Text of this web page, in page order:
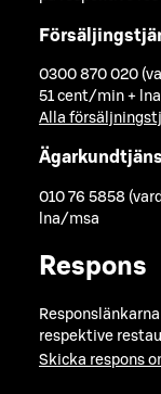
0300 870 020
51 cent/min +
Alla
010 76 5858
lna/msa
Respons
respektive
Skicka respons